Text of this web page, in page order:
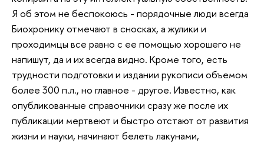
Я об этом не беспокоюсь - порядочные люди всегда
Биохронику отмечают в сносках, а жулики и
проходимцы все равно с ее помощью хорошего не
напишут, да и их всегда видно. Кроме того, есть
трудности подготовки и издании рукописи объемом
более 300 п.л., но главное - другое. Известно, как
опубликованные справочники сразу же после их
публикации мертвеют и быстро отстают от развития
жизни и науки, начинают белеть лакунами,